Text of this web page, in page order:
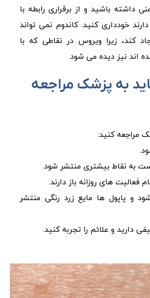
داشته باشید و از برقراری رابطه با
خودداری کنید. کاندوم نمی تواند
کند، زیرا ویروس در نقاطی که با
اند نیز دیده می شود.
به پزشک مراجعه
مراجعه کنید:
به نقاط بیشتری منتشر شود.
فعالیت های روزانه باز دارند.
و پاپول ها مایع زرد رنگی منتشر
دارید و علائم را تجربه کنید.